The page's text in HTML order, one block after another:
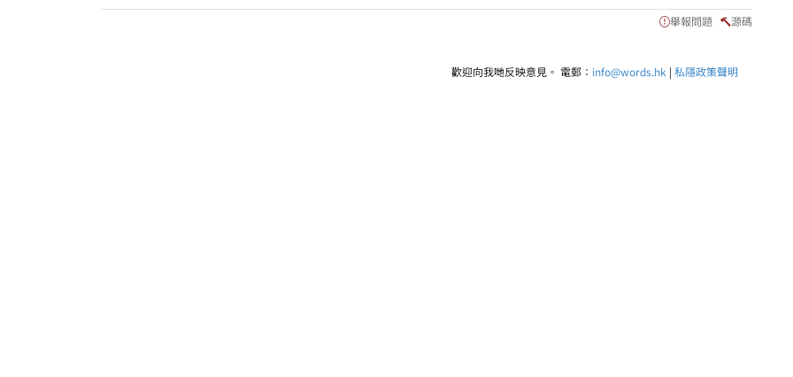
舉報問題 源碼
歡迎向我哋反映意見。 電郵： info@words.hk | 私隱政策聲明